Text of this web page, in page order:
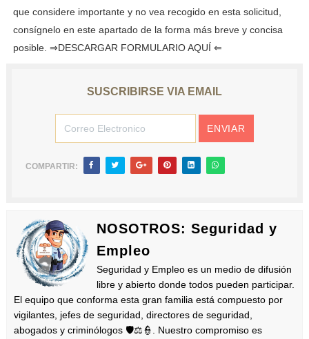
que considere importante y no vea recogido en esta solicitud,
consígnelo en este apartado de la forma más breve y concisa
posible. ⇒DESCARGAR FORMULARIO AQUÍ ⇐
SUSCRIBIRSE VIA EMAIL
COMPARTIR:
NOSOTROS: Seguridad y
Empleo
Seguridad y Empleo es un medio de difusión
libre y abierto donde todos pueden participar.
El equipo que conforma esta gran familia está compuesto por
vigilantes, jefes de seguridad, directores de seguridad,
abogados y criminólogos 🛡️⚖️👮. Nuestro compromiso es